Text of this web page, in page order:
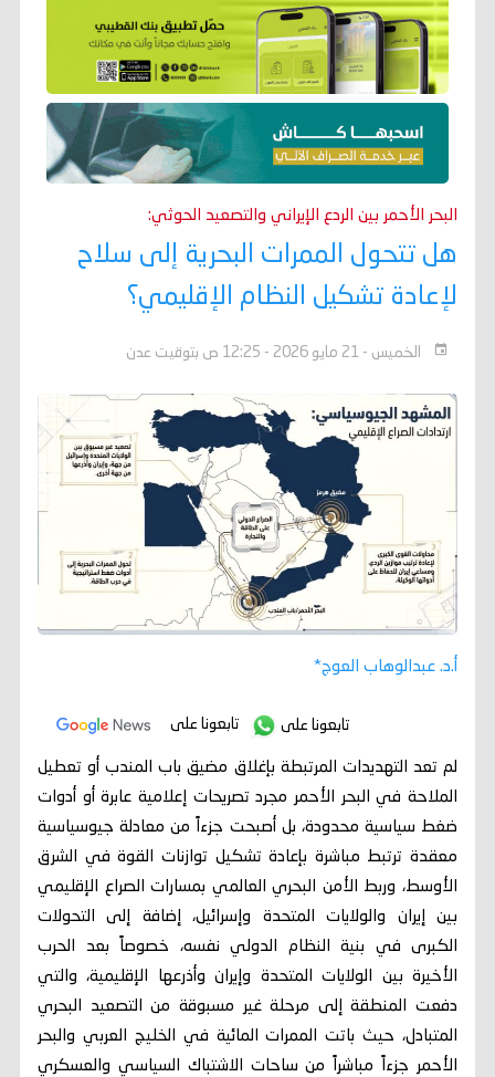
البحر الأحمر بين الردع الإيراني والتصعيد الحوثي:
هل تتحول الممرات البحرية إلى سلاح
لإعادة تشكيل النظام الإقليمي؟
الخميس - 21 مايو 2026 - 12:25 ص بتوقيت عدن
أ.د. عبدالوهاب العوج*
تابعونا على تابعونا على
لم تعد التهديدات المرتبطة بإغلاق مضيق باب المندب أو تعطيل
الملاحة في البحر الأحمر مجرد تصريحات إعلامية عابرة أو أدوات
ضغط سياسية محدودة، بل أصبحت جزءاً من معادلة جيوسياسية
معقدة ترتبط مباشرة بإعادة تشكيل توازنات القوة في الشرق
الأوسط، وربط الأمن البحري العالمي بمسارات الصراع الإقليمي
بين إيران والولايات المتحدة وإسرائيل، إضافة إلى التحولات
الكبرى في بنية النظام الدولي نفسه، خصوصاً بعد الحرب
الأخيرة بين الولايات المتحدة وإيران وأذرعها الإقليمية، والتي
دفعت المنطقة إلى مرحلة غير مسبوقة من التصعيد البحري
المتبادل، حيث باتت الممرات المائية في الخليج العربي والبحر
الأحمر جزءاً مباشراً من ساحات الاشتباك السياسي والعسكري